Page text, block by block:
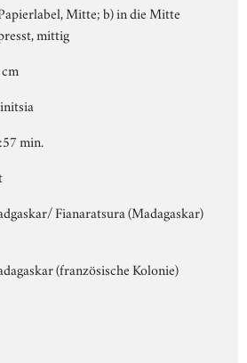
Mitte; b) in die Mitte
mittig
min.
Fianaratsura (Madagaskar)
(französische Kolonie)